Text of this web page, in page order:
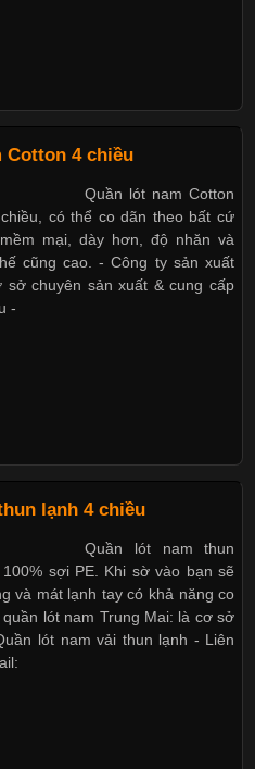
Mới Trong Ngành Thời Trang
05-21 14:59:25
Bamboo đang trở thành một
thích trong ngành thời trang
và thân thiện với môi trường.
quần áo thường ngày, loại vải
05-20 14:58:56
liệu được sử dụng rộng rãi
đặc tính co giãn, mềm mại và
thể thao cho đến đồ lót nam,
trọng trong quá trình sản xuất.
lót nam giá
giá rẻ sốt hè 2017
thông dụng hiện nay
nam Boxer TpHCM
giá rẻ vải Cotton 4 chiều
Cotton 4 chiều
Quần lót nam Cotton
có thể co dãn theo bất cứ
mại, dày hơn, độ nhăn và
cũng cao. - Công ty sản xuất
chuyên sản xuất & cung cấp
-
lạnh 4 chiều
Quần lót nam thun
sợi PE. Khi sờ vào bạn sẽ
và mát lạnh tay có khả năng co
lót nam Trung Mai: là cơ sở
lót nam vải thun lạnh - Liên